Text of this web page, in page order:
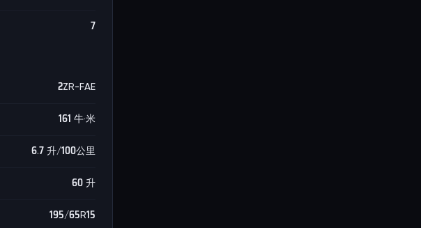
7
2ZR-FAE
161 牛·米
6.7 升/100公里
60 升
195/65R15